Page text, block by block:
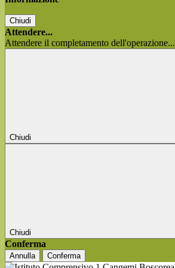
Chiudi
Attendere...
Attendere il completamento dell'operazione...
Chiudi
Chiudi
Conferma
Annulla Conferma